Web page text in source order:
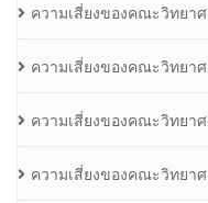
ความเสี่ยงของคณะวิทยา
ความเสี่ยงของคณะวิทยา
ความเสี่ยงของคณะวิทยา
ความเสี่ยงของคณะวิทยา